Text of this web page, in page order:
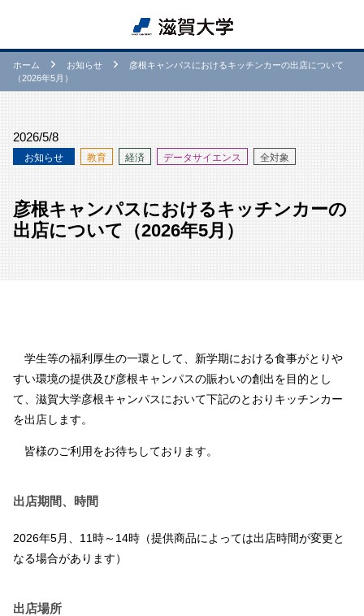
ホーム お知らせ
彦根キャンパスにおけるキッチンカーの出店について
（2026年5月）
2026/5/8
お知らせ 教育 経済 データサイエンス 全対象
彦根キャンパスにおけるキッチンカーの
出店について（2026年5月）
学生等の福利厚生の一環として、新学期における食事がとりや
すい環境の提供及び彦根キャンパスの賑わいの創出を目的とし
て、滋賀大学彦根キャンパスにおいて下記のとおりキッチンカー
を出店します。
皆様のご利用をお待ちしております。
出店期間、時間
2026年5月、11時～14時（提供商品によっては出店時間が変更と
なる場合があります）
出店場所